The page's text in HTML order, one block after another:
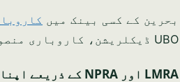
بحرین کے کسی بینک میں
UBO ڈیکلریشن، کاروباری منصوبہ، اور فنڈز کے ماخذ کا ثبوت درکار ہے۔
LMRA اور NPRA کے ذریعے اپنا انویسٹر ویزا حاصل کریں